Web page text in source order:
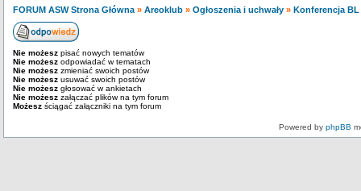
FORUM ASW Strona Główna » Areoklub » Ogłoszenia i uchwały » Konferencja BL
Nie możesz pisać nowych tematów
Nie możesz odpowiadać w tematach
Nie możesz zmieniać swoich postów
Nie możesz usuwać swoich postów
Nie możesz głosować w ankietach
Nie możesz załączać plików na tym forum
Możesz ściągać załączniki na tym forum
Powered by phpBB